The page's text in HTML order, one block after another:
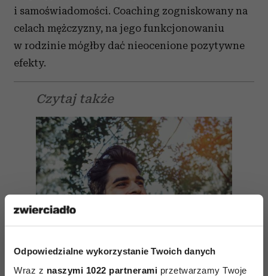
Odpowiedzialne wykorzystanie Twoich danych
Wraz z naszymi 1022 partnerami przetwarzamy Twoje
i samoświadomości. Coaching zogniskowany na
celach mężczyzny, na jego funkcjonowaniu
w rodzinie mógłby dać nieocenione pozytywne
efekty.
Czytaj także